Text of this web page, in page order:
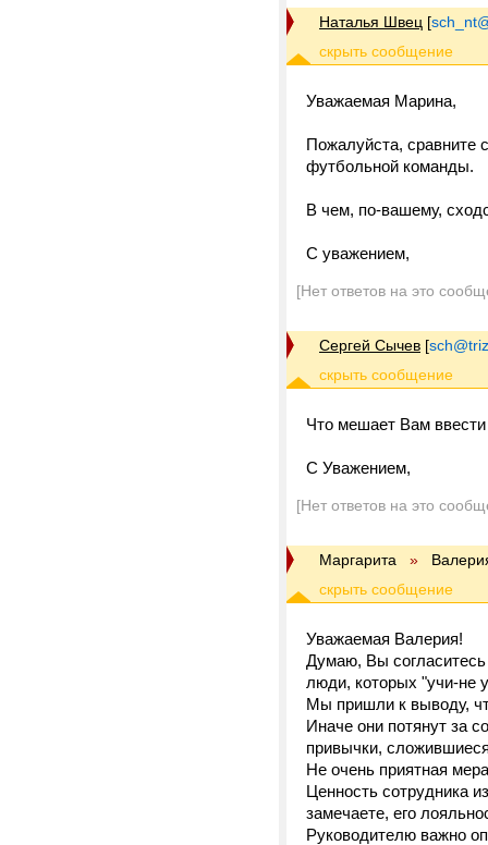
Наталья Швец [
Уважаемая Марина,
Пожалуйста, сравните
футбольной команды.
В чем, по-вашему,
С уважением,
[Нет ответов на это
Сергей Сычев [
Что мешает Вам
С Уважением,
[Нет ответов на это
Маргарита »
Уважаемая Валерия!
Думаю, Вы
люди, которых "учи-не
Мы пришли к выводу,
Иначе они потянут за
привычки,
Не очень приятная
Ценность сотрудника
замечаете, его
Руководителю важно